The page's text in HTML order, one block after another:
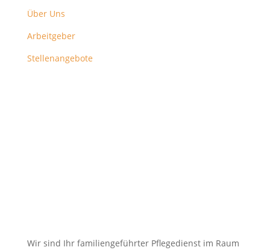
Über Uns
Arbeitgeber
Stellenangebote
Wir sind Ihr familiengeführter Pflegedienst im Raum